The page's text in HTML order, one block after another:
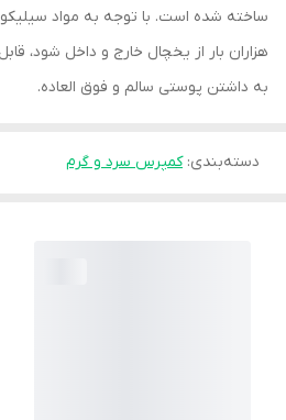
ساخته شده است. با توجه به مواد
هزاران بار از یخچال خارج و داخل شود،
به داشتن پوستی سالم و فوق العاده.
دسته‌بندی:کمپرس سرد و گرم